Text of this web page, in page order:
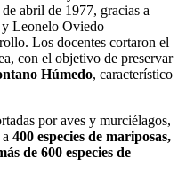
abril de 1977, gracias a
Leonelo Oviedo
Los docentes cortaron el
con el objetivo de preservar
Húmedo, característico
por aves y murciélagos,
400 especies de mariposas,
de 600 especies de